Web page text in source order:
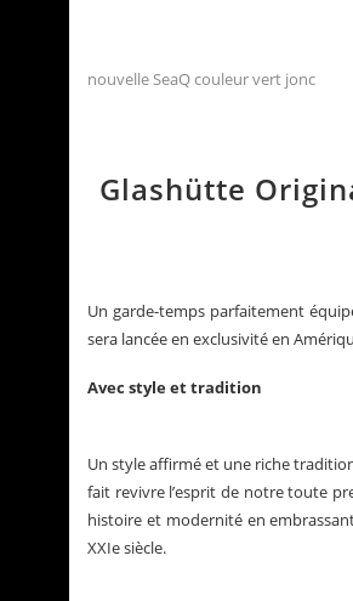
nouvelle SeaQ couleur vert jonc
Glashütte
Un garde-temps parfaitement
sera lancée en exclusivité en
Avec style et tradition
Un style affirmé et une riche
fait revivre l’esprit de notre toute
histoire et modernité en
XXIe siècle.